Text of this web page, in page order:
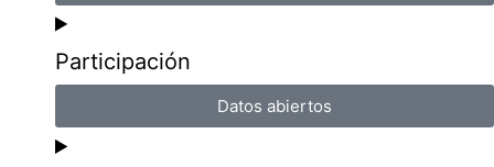
Participación
Datos abiertos